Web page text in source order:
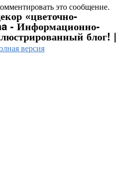
это сообщение.
«цветочно-
- Информационно-
блог! |
версия